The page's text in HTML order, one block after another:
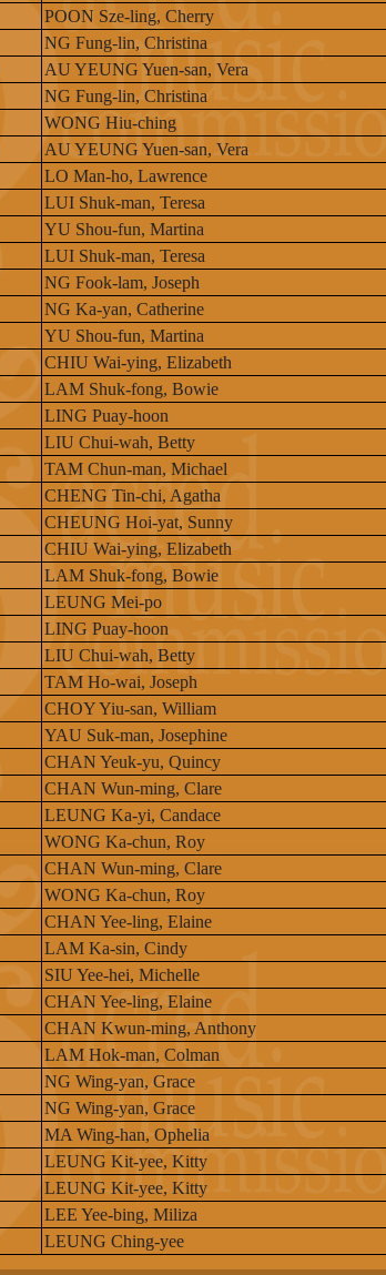
POON Sze-ling, Cherry
NG Fung-lin, Christina
AU YEUNG Yuen-san, Vera
NG Fung-lin, Christina
WONG Hiu-ching
AU YEUNG Yuen-san, Vera
LO Man-ho, Lawrence
LUI Shuk-man, Teresa
YU Shou-fun, Martina
LUI Shuk-man, Teresa
NG Fook-lam, Joseph
NG Ka-yan, Catherine
YU Shou-fun, Martina
CHIU Wai-ying, Elizabeth
LAM Shuk-fong, Bowie
LING Puay-hoon
LIU Chui-wah, Betty
TAM Chun-man, Michael
CHENG Tin-chi, Agatha
CHEUNG Hoi-yat, Sunny
CHIU Wai-ying, Elizabeth
LAM Shuk-fong, Bowie
LEUNG Mei-po
LING Puay-hoon
LIU Chui-wah, Betty
TAM Ho-wai, Joseph
CHOY Yiu-san, William
YAU Suk-man, Josephine
CHAN Yeuk-yu, Quincy
CHAN Wun-ming, Clare
LEUNG Ka-yi, Candace
WONG Ka-chun, Roy
CHAN Wun-ming, Clare
WONG Ka-chun, Roy
CHAN Yee-ling, Elaine
LAM Ka-sin, Cindy
SIU Yee-hei, Michelle
CHAN Yee-ling, Elaine
CHAN Kwun-ming, Anthony
LAM Hok-man, Colman
NG Wing-yan, Grace
NG Wing-yan, Grace
MA Wing-han, Ophelia
LEUNG Kit-yee, Kitty
LEUNG Kit-yee, Kitty
LEE Yee-bing, Miliza
LEUNG Ching-yee